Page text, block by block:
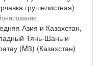
грушелистная)
Азия и Казахстан,
Тянь-Шань и
(M3) (Казахстан)